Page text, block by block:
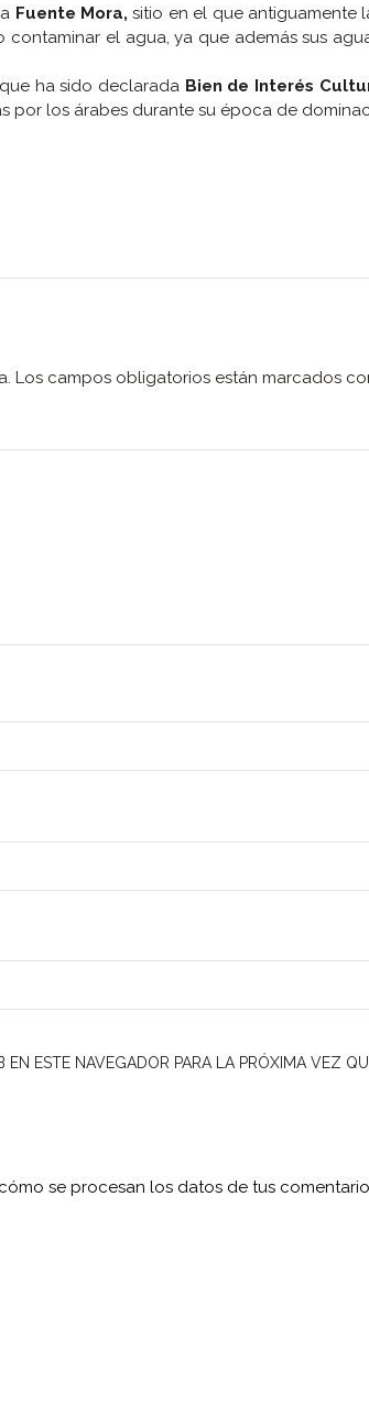
Fuente Mora, sitio en el que antiguamente
el agua, ya que además sus
ha sido declarada Bien de Interés
por los árabes durante su época de
Los campos obligatorios están marcados
ESTE NAVEGADOR PARA LA PRÓXIMA VEZ
se procesan los datos de tus